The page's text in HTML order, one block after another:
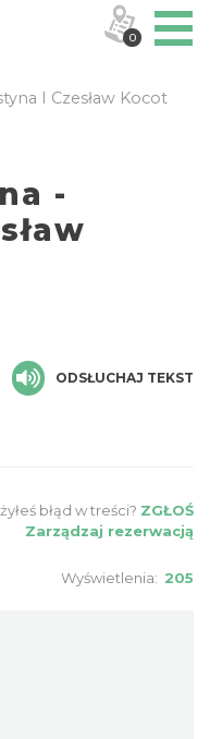
I Czesław Kocot
-
ODSŁUCHAJ TEKST
błąd w treści? ZGŁOŚ
Zarządzaj rezerwacją
Wyświetlenia: 205
0